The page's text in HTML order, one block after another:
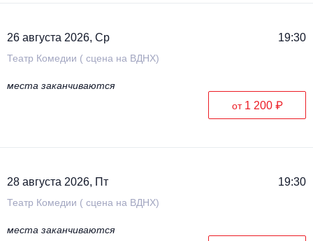
26 августа 2026, Ср 19:30
Театр Комедии ( сцена на ВДНХ)
места заканчиваются
от 1 200 ₽
28 августа 2026, Пт 19:30
Театр Комедии ( сцена на ВДНХ)
места заканчиваются